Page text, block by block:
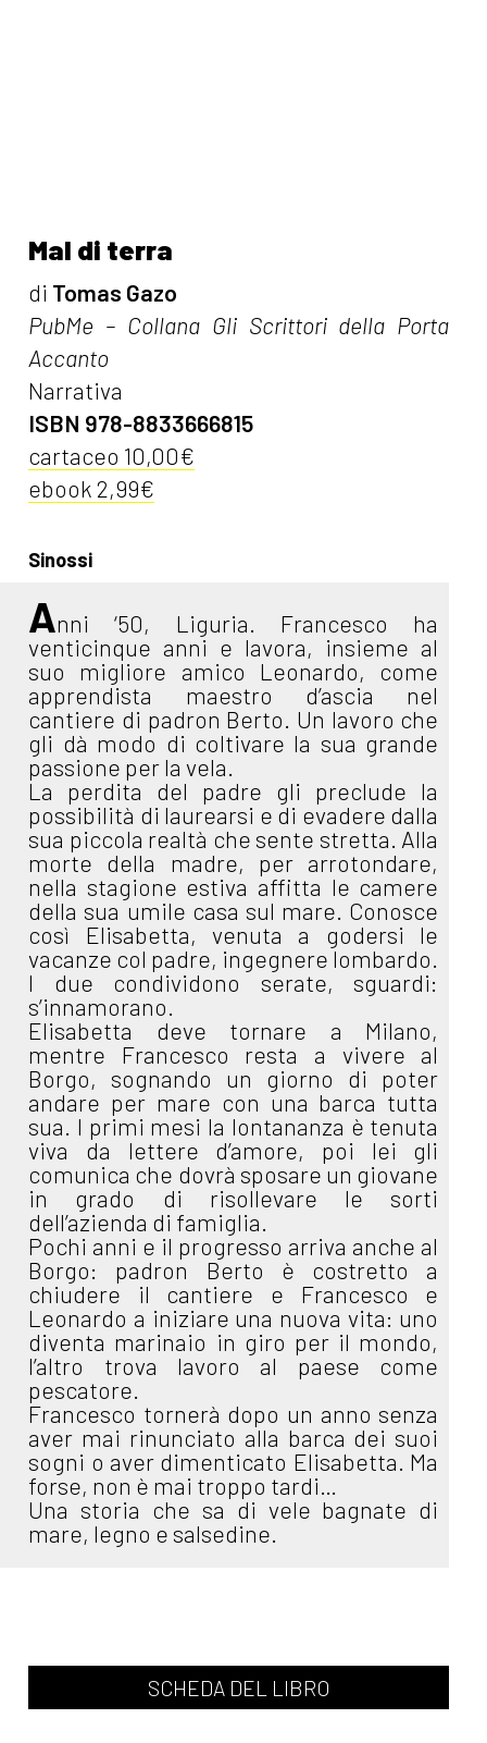
Mal di terra
di Tomas Gazo
PubMe – Collana Gli Scrittori della Porta
Accanto
Narrativa
ISBN 978-8833666815
cartaceo 10,00€
ebook 2,99€
Sinossi
Anni ‘50, Liguria. Francesco ha
venticinque anni e lavora, insieme al
suo migliore amico Leonardo, come
apprendista maestro d’ascia nel
cantiere di padron Berto. Un lavoro che
gli dà modo di coltivare la sua grande
passione per la vela.
La perdita del padre gli preclude la
possibilità di laurearsi e di evadere dalla
sua piccola realtà che sente stretta. Alla
morte della madre, per arrotondare,
nella stagione estiva affitta le camere
della sua umile casa sul mare. Conosce
così Elisabetta, venuta a godersi le
vacanze col padre, ingegnere lombardo.
I due condividono serate, sguardi:
s’innamorano.
Elisabetta deve tornare a Milano,
mentre Francesco resta a vivere al
Borgo, sognando un giorno di poter
andare per mare con una barca tutta
sua. I primi mesi la lontananza è tenuta
viva da lettere d’amore, poi lei gli
comunica che dovrà sposare un giovane
in grado di risollevare le sorti
dell’azienda di famiglia.
Pochi anni e il progresso arriva anche al
Borgo: padron Berto è costretto a
chiudere il cantiere e Francesco e
Leonardo a iniziare una nuova vita: uno
diventa marinaio in giro per il mondo,
l’altro trova lavoro al paese come
pescatore.
Francesco tornerà dopo un anno senza
aver mai rinunciato alla barca dei suoi
sogni o aver dimenticato Elisabetta. Ma
forse, non è mai troppo tardi…
Una storia che sa di vele bagnate di
mare, legno e salsedine.
SCHEDA DEL LIBRO